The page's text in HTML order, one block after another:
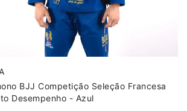
BJJ Competição Seleção Francesa
Desempenho - Azul